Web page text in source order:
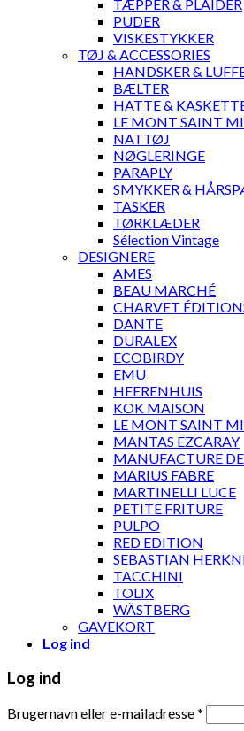
TÆPPER & PLAIDER
PUDER
VISKESTYKKER
TØJ & ACCESSORIES
HANDSKER &
BÆLTER
HATTE &
LE MONT SAINT
NATTØJ
NØGLERINGE
PARAPLY
SMYKKER &
TASKER
TØRKLÆDER
Sélection Vintage
DESIGNERE
AMES
BEAU MARCHÉ
CHARVET
DANTE
DURALEX
ECOBIRDY
EMU
HEERENHUIS
KOK MAISON
LE MONT SAINT
MANTAS EZCARAY
MANUFACTURE
MARIUS FABRE
MARTINELLI LUCE
PETITE FRITURE
PULPO
RED EDITION
SEBASTIAN
TACCHINI
TOLIX
WÄSTBERG
GAVEKORT
Log ind
Log ind
Brugernavn eller e-mailadresse*